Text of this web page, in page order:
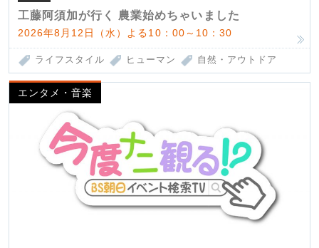
工藤阿須加が行く 農業始めちゃいました
2026年8月12日（水）よる10：00～10：30
ライフスタイル ヒューマン 自然・アウトドア
エンタメ・音楽